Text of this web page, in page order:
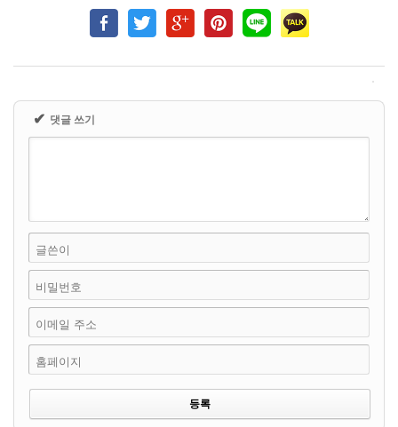
✔ 댓글 쓰기
글쓴이
비밀번호
이메일 주소
홈페이지